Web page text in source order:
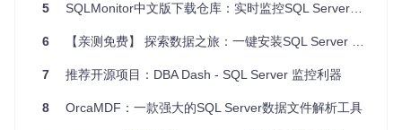
究人员和系统管理员的工作中，例如：
在安全审计中快速检查xp_cmdshell和OLE Automation
在开发环境中测试存储过程的执行权限。
对 SQL Server 进行渗透测试，评估系统的安全漏洞。
5 SQLMonitor中文版下载仓库：实时监控SQL Server性能的不二选择
6 【亲测免费】 探索数据之旅：一键安装SQL Server 2016
7 推荐开源项目：DBA Dash - SQL Server 监控利器
8 OrcaMDF：一款强大的SQL Server数据文件解析工具